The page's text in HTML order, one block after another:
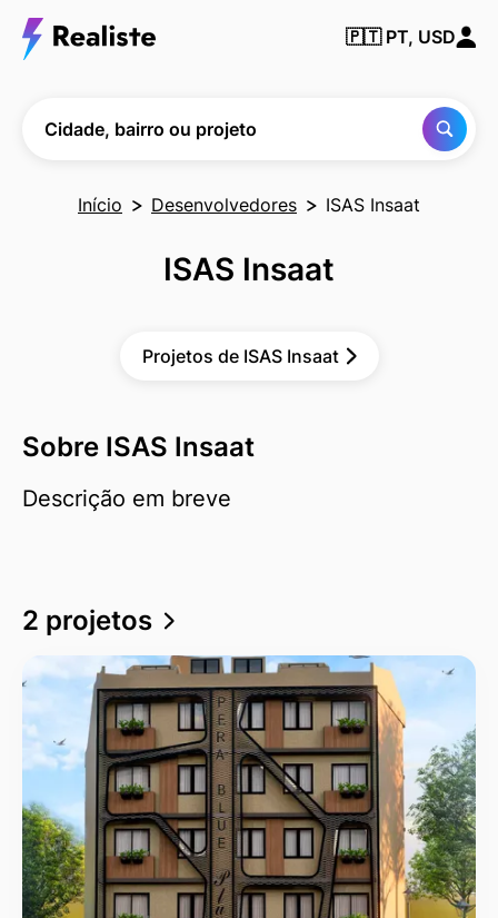
Encontre
qualquer
🇵🇹 PT, USD
Cidade, bairro ou projeto
Início Desenvolvedores ISAS Insaat
ISAS Insaat
Projetos de ISAS Insaat
Sobre ISAS Insaat
Descrição em breve
2 projetos